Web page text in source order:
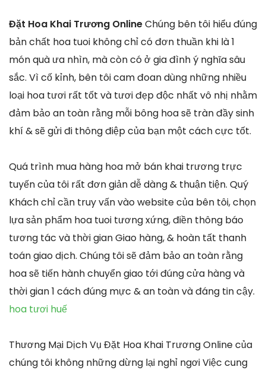
Đặt Hoa Khai Trương OnlineChúng bên tôi hiểu đúng
bản chất hoa tuoi không chỉ có đơn thuần khi là 1
món quà ưa nhìn, mà còn có ở gia đình ý nghĩa sâu
sắc. Vì cố kỉnh, bên tôi cam đoan dùng những nhiều
loại hoa tươi rất tốt và tươi đẹp độc nhất vô nhị nhằm
đảm bảo an toàn rằng mỗi bông hoa sẽ tràn đầy sinh
khí & sẽ gửi đi thông điệp của bạn một cách cực tốt.
Quá trình mua hàng hoa mở bán khai trương trực
tuyến của tôi rất đơn giản dễ dàng & thuận tiện. Quý
Khách chỉ cần truy vấn vào website của bên tôi, chọn
lựa sản phẩm hoa tuoi tương xứng, điền thông báo
tương tác và thời gian Giao hàng, & hoàn tất thanh
toán giao dịch. Chúng tôi sẽ đảm bảo an toàn rằng
hoa sẽ tiến hành chuyển giao tới đúng cửa hàng và
thời gian 1 cách đúng mực & an toàn và đáng tin cậy.
hoa tươi huế
Thương Mại Dịch Vụ Đặt Hoa Khai Trương Online của
chúng tôi không những dừng lại nghỉ ngơi Việc cung